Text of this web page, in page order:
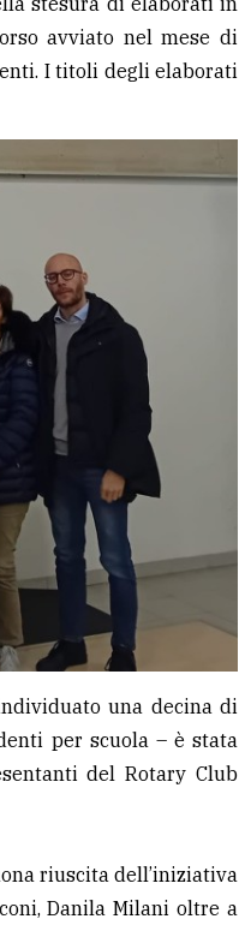
avviato nel mese di
I titoli degli elaborati
una decina di
per scuola – è stata
del Rotary Club
riuscita dell’iniziativa
Danila Milani oltre a